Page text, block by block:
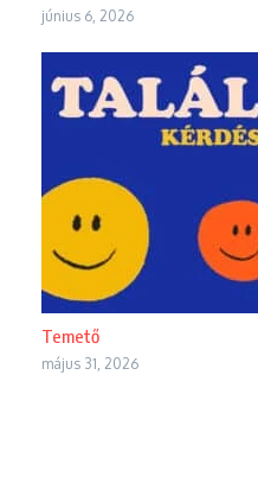
június 6, 2026
Temető
május 31, 2026